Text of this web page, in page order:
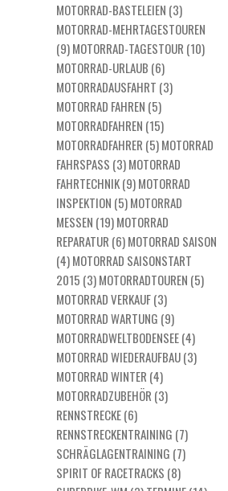
MOTORRAD-BASTELEIEN (3)
MOTORRAD-MEHRTAGESTOUREN
(9)MOTORRAD-TAGESTOUR (10)
MOTORRAD-URLAUB (6)
MOTORRADAUSFAHRT (3)
MOTORRAD FAHREN (5)
MOTORRADFAHREN (15)
MOTORRADFAHRER (5)MOTORRAD
FAHRSPASS (3)MOTORRAD
FAHRTECHNIK(9)MOTORRAD
INSPEKTION (5)MOTORRAD
MESSEN (19)MOTORRAD
REPARATUR (6)MOTORRAD SAISON
(4)MOTORRAD SAISONSTART
2015 (3)MOTORRADTOUREN (5)
MOTORRAD VERKAUF(3)
MOTORRAD WARTUNG (9)
MOTORRADWELTBODENSEE(4)
MOTORRAD WIEDERAUFBAU(3)
MOTORRAD WINTER (4)
MOTORRADZUBEHÖR (3)
RENNSTRECKE(6)
RENNSTRECKENTRAINING (7)
SCHRÄGLAGENTRAINING (7)
SPIRIT OF RACETRACKS (8)